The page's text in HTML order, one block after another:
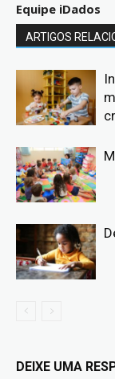
Equipe iDados
ARTIGOS
DEIXE UMA